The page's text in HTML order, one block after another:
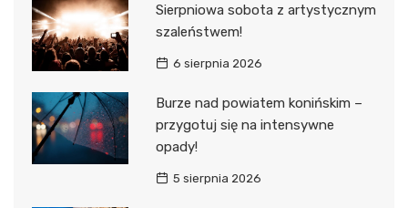
Sierpniowa sobota z artystycznym
szaleństwem!
6 sierpnia 2026
Burze nad powiatem konińskim –
przygotuj się na intensywne
opady!
5 sierpnia 2026